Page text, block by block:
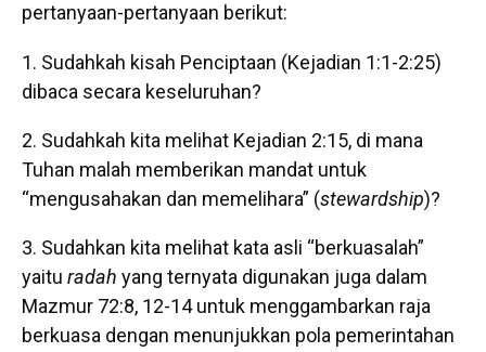
pertanyaan-pertanyaan berikut:
Sudahkah kisah Penciptaan (Kejadian 1:1-2:25)
dibaca secara keseluruhan?
Sudahkah kita melihat Kejadian 2:15, di mana
Tuhan malah memberikan mandat untuk
“mengusahakan dan memelihara” (stewardship)?
Sudahkan kita melihat kata asli “berkuasalah”
yaitu radah yang ternyata digunakan juga dalam
Mazmur 72:8, 12-14 untuk menggambarkan raja
berkuasa dengan menunjukkan pola pemerintahan